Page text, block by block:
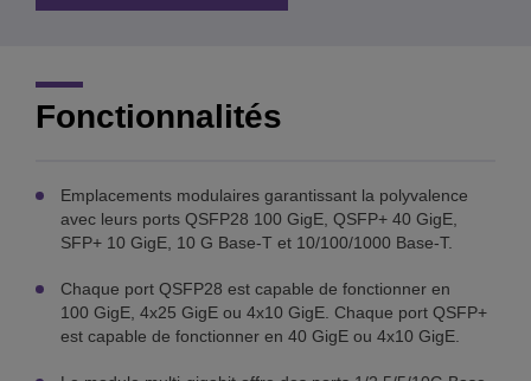
Fonctionnalités
Emplacements modulaires garantissant la polyvalence
avec leurs ports QSFP28 100 GigE, QSFP+ 40 GigE,
SFP+ 10 GigE, 10 G Base-T et 10/100/1000 Base-T.
Chaque port QSFP28 est capable de fonctionner en
100 GigE, 4x25 GigE ou 4x10 GigE. Chaque port QSFP+
est capable de fonctionner en 40 GigE ou 4x10 GigE.